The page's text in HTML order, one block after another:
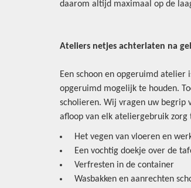
daarom altijd maximaal op de
Ateliers netjes achterlaten na
Een schoon en opgeruimd
opgeruimd mogelijk te houden.
scholieren. Wij vragen uw begrip
afloop van elk ateliergebruik zorg
Het vegen van vloeren en
Een vochtig doekje over de
Verfresten in de container
Wasbakken en aanrechten